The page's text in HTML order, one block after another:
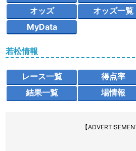
オッズ
オッズ一覧
MyData
若松情報
レース一覧 得点率
結果一覧
場情報
【